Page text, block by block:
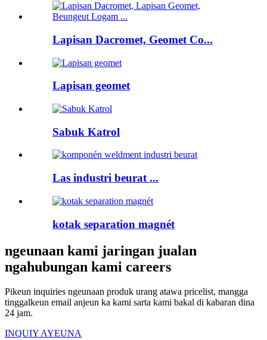
Lapisan Dacromet, Geomet Co...
Lapisan geomet
Sabuk Katrol
Las industri beurat ...
kotak separation magnét
ngeunaan kami jaringan jualan
ngahubungan kami careers
Pikeun inquiries ngeunaan produk urang atawa pricelist, mangga
tinggalkeun email anjeun ka kami sarta kami bakal di kabaran dina
24 jam.
INQUIY AYEUNA